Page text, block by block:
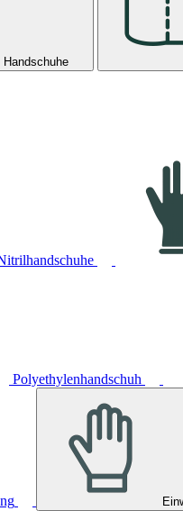
Handschuhe
Polyethylenhandschuh